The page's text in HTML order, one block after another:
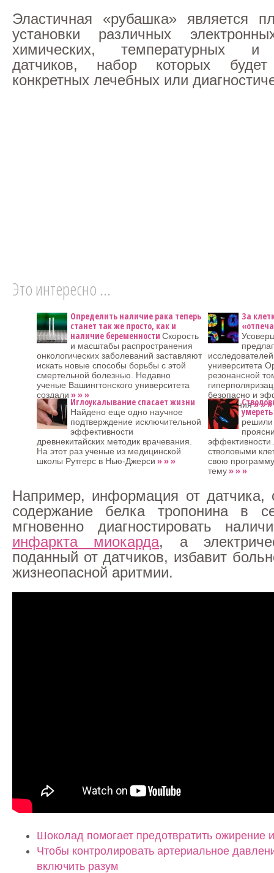
Эластичная «рубашка» является
установки различных
химических, температурных и
датчиков, набор которых
конкретных лечебных или
Это интересно ...
Определить наличие рака теперь
станет так же просто, как и
наличие беременности Скорость
и масштабы распространения
онкологических заболеваний заставляют
искать новые способы борьбы с этой
смертельной болезнью. Недавно
ученые Вашингтонского университета
создали » » »
За
университета
резонансной
безопасно и
изменения» » »
Иглоукалывание спасает жизни
Найдено еще одно научное
подтверждение исключительной
эффективности
древнекитайских методик врачевания.
На этот раз ученые из медицинской
школы Рутгерс в Нью-Джерси » » »
решили
эффективности
стволовыми
свою
тему» » »
Например, информация от датчика,
содержание белка тропонина в
мгновенно диагностировать
инфаркта миокарда, а
поданный от датчиков, избавит
жизнеопасной аритмии.
Шоколад помогает предотвратить ожирение
Чтобы контролировать артериальное
включить разум